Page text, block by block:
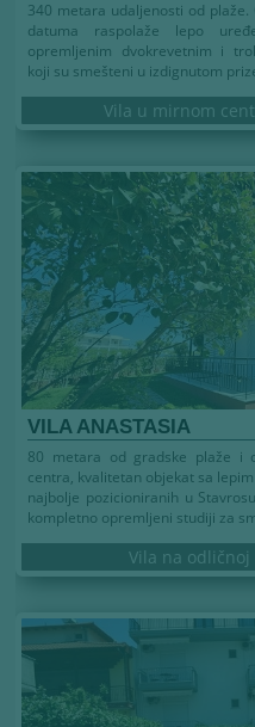
340 metara udaljenosti od plaže.
datuma raspolaže lepo
opremljenim dvokrevetnim i
koji su smešteni u izdignutom
Vila u mirnom
VILA ANASTASIA
80 metara od gradske plaže i
centra, kvalitetan objekat sa
najbolje pozicioniranih u
kompletno opremljeni studiji za
Vila na